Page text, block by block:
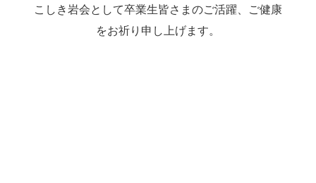
こしき岩会として卒業生皆さまのご活躍、ご健康
をお祈り申し上げます。